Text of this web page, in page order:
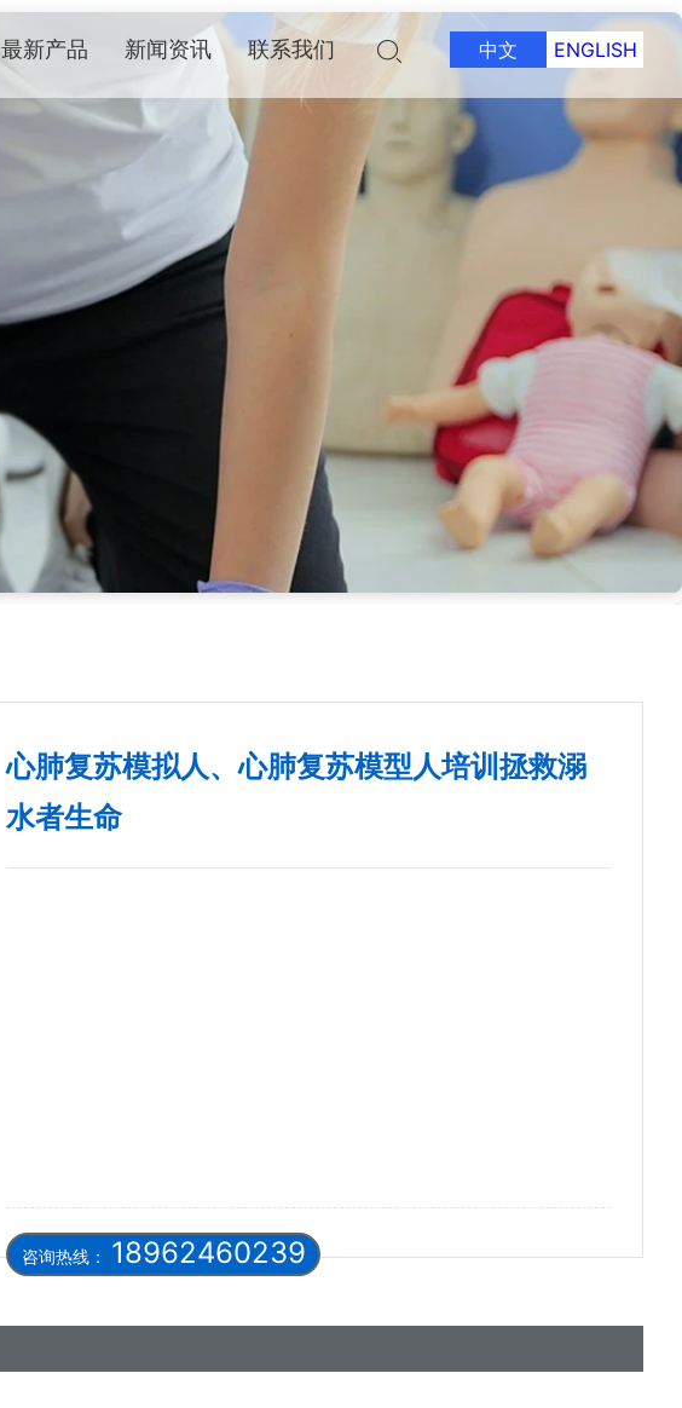
最新产品 新闻资讯 联系我们 中文 ENGLISH
心肺复苏模拟人、心肺复苏模型人培训拯救溺
水者生命
咨询热线： 18962460239